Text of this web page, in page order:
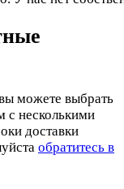
можете выбрать
с несколькими
доставки
обратитесь в